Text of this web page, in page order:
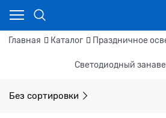
Главная Каталог Праздничное
Светодиодный
Без сортировки